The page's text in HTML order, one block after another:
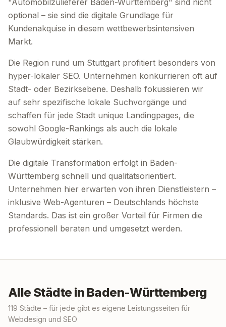
"Automobilzulieferer Baden-Württemberg" sind nicht
optional – sie sind die digitale Grundlage für
Kundenakquise in diesem wettbewerbsintensiven
Markt.
Die Region rund um Stuttgart profitiert besonders von
hyper-lokaler SEO. Unternehmen konkurrieren oft auf
Stadt- oder Bezirksebene. Deshalb fokussieren wir
auf sehr spezifische lokale Suchvorgänge und
schaffen für jede Stadt unique Landingpages, die
sowohl Google-Rankings als auch die lokale
Glaubwürdigkeit stärken.
Die digitale Transformation erfolgt in Baden-
Württemberg schnell und qualitätsorientiert.
Unternehmen hier erwarten von ihren Dienstleistern –
inklusive Web-Agenturen – Deutschlands höchste
Standards. Das ist ein großer Vorteil für Firmen die
professionell beraten und umgesetzt werden.
Alle Städte in Baden-Württemberg
119 Städte – für jede gibt es eigene Leistungsseiten für
Webdesign und SEO